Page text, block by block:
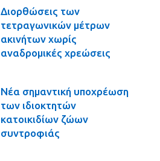
Διορθώσεις των
τετραγωνικών μέτρων
ακινήτων χωρίς
αναδρομικές χρεώσεις
Νέα σημαντική υποχρέωση
των ιδιοκτητών
κατοικιδίων ζώων
συντροφιάς